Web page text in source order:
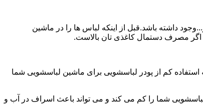
داشته باشد.قبل از اینکه لباس ها را در ماشین
اگر مصرف دستمال کاغذی تان بالاست.
کم از پودر لباسشویی برای ماشین لباسشویی شما
شما را کم می کند و می تواند باعث اسراف در آب و